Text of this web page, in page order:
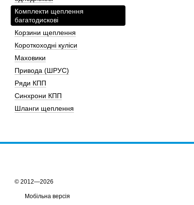
Комплекти щеплення
багатодискові
Корзини щеплення
Короткоходні куліси
Маховики
Привода (ШРУС)
Ряди КПП
Синхрони КПП
Шланги щеплення
© 2012—2026
Мобільна версія